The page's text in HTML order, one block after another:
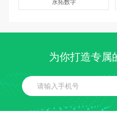
永拓数字
为你打造专属